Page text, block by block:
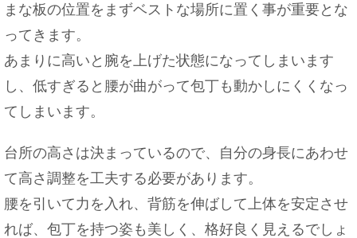
会社のトイレで寝る人多数！？トイレでの寝方と注
メンズとレディース服、シャツ、シューズの違いを
ご紹介
まな板の位置をまずベストな場所に置く事が重要とな
ってきます。
あまりに高いと腕を上げた状態になってしまいます
し、低すぎると腰が曲がって包丁も動かしにくくなっ
てしまいます。
台所の高さは決まっているので、自分の身長にあわせ
て高さ調整を工夫する必要があります。
腰を引いて力を入れ、背筋を伸ばして上体を安定させ
れば、包丁を持つ姿も美しく、格好良く見えるでしょ